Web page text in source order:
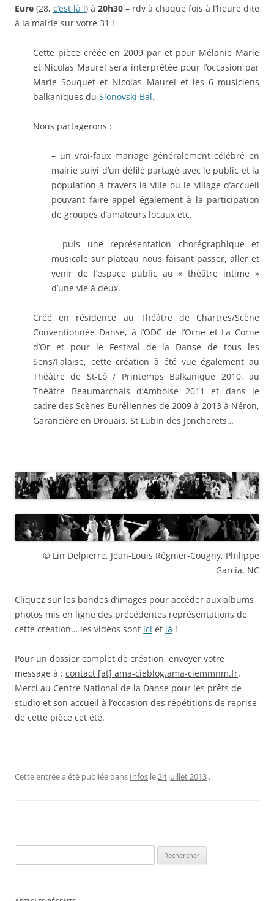
Eure (28, c’est là !) à 20h30 – rdv à chaque fois à l’heure dite
à la mairie sur votre 31 !
Cette pièce créée en 2009 par et pour Mélanie Marie
et Nicolas Maurel sera interprétée pour l’occasion par
Marie Souquet et Nicolas Maurel et les 6 musiciens
balkaniques du Slonovski Bal.
Nous partagerons :
– un vrai-faux mariage généralement célébré en
mairie suivi d’un défilé partagé avec le public et la
population à travers la ville ou le village d’accueil
pouvant faire appel également à la participation
de groupes d’amateurs locaux etc.
– puis une représentation chorégraphique et
musicale sur plateau nous faisant passer, aller et
venir de l’espace public au « théâtre intime »
d’une vie à deux.
Créé en résidence au Théâtre de Chartres/Scène
Conventionnée Danse, à l’ODC de l’Orne et La Corne
d’Or et pour le Festival de la Danse de tous les
Sens/Falaise, cette création à été vue également au
Théâtre de St-Lô / Printemps Balkanique 2010, au
Théâtre Beaumarchais d’Amboise 2011 et dans le
cadre des Scènes Euréliennes de 2009 à 2013 à Néron,
Garancière en Drouais, St Lubin des Joncherets…
© Lin Delpierre, Jean-Louis Régnier-Cougny, Philippe
Garcia, NC
Cliquez sur les bandes d’images pour accéder aux albums
photos mis en ligne des précédentes représentations de
cette création… les vidéos sont ici et là !
Pour un dossier complet de création, envoyer votre
message à : contact [at] ama-cieblog.ama-ciemmnm.fr.
Merci au Centre National de la Danse pour les prêts de
studio et son accueil à l’occasion des répétitions de reprise
de cette pièce cet été.
Cette entrée a été publiée dans Infos le24 juillet 2013 .